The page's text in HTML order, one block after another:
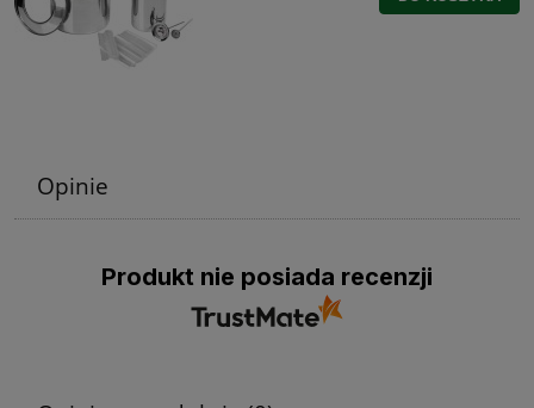
Opinie
Produkt nie posiada recenzji